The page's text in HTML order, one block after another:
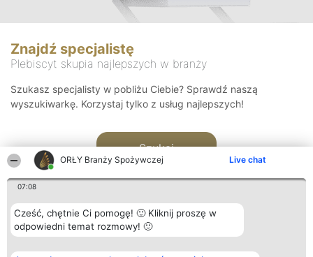
ORŁY Branży Spożywczej Live chat
07:08
Cześć, chętnie Ci pomogę! 🙂 Kliknij proszę w
odpowiedni temat rozmowy! 🙂
Znajdź specjalistę
Plebiscyt skupia najlepszych w branży
Szukasz specjalisty w pobliżu Ciebie? Sprawdź naszą
wyszukiwarkę. Korzystaj tylko z usług najlepszych!
Szukaj
Organizator plebiscytu Plebiscyt Kontakt